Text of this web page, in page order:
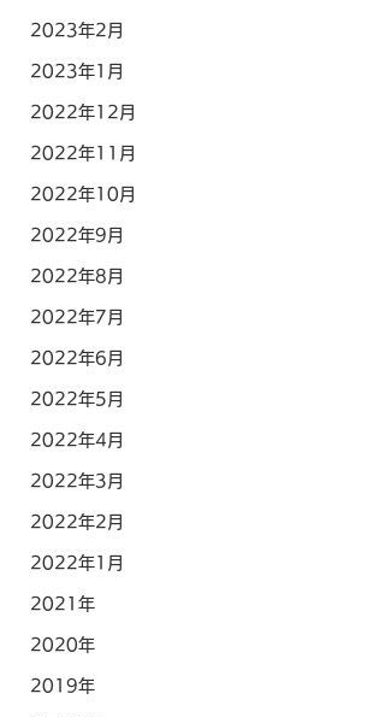
2023年2月
2023年1月
2022年12月
2022年11月
2022年10月
2022年9月
2022年8月
2022年7月
2022年6月
2022年5月
2022年4月
2022年3月
2022年2月
2022年1月
2021年
2020年
2019年